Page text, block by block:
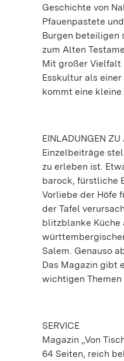
Geschichte von
Pfauenpastete
Burgen beteiligen
zum Alten
Mit großer Vielfalt
Esskultur als
kommt eine
EINLADUNGEN
Einzelbeiträge
zu erleben ist.
barock, fürstliche
Vorliebe der Höfe
der Tafel
blitzblanke Küche
Salem. Genauso
Das Magazin gibt
wichtigen
SERVICE
Magazin „Von
64 Seiten, reich